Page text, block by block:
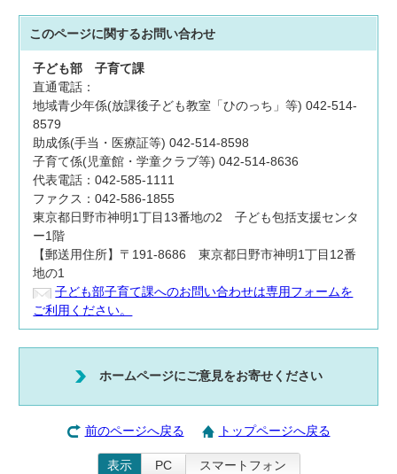
このページに関するお問い合わせ
子ども部子育て課
直通電話：
地域青少年係(放課後子ども教室「ひのっち」等) 042-514-
8579
助成係(手当・医療証等) 042-514-8598
子育て係(児童館・学童クラブ等) 042-514-8636
代表電話：042-585-1111
ファクス：042-586-1855
東京都日野市神明1丁目13番地の2 子ども包括支援センタ
ー1階
【郵送用住所】〒191-8686 東京都日野市神明1丁目12番
地の1
子ども部子育て課へのお問い合わせは専用フォームを
ご利用ください。
ホームページにご意見をお寄せください
前のページへ戻る トップページへ戻る
表示 PC スマートフォン